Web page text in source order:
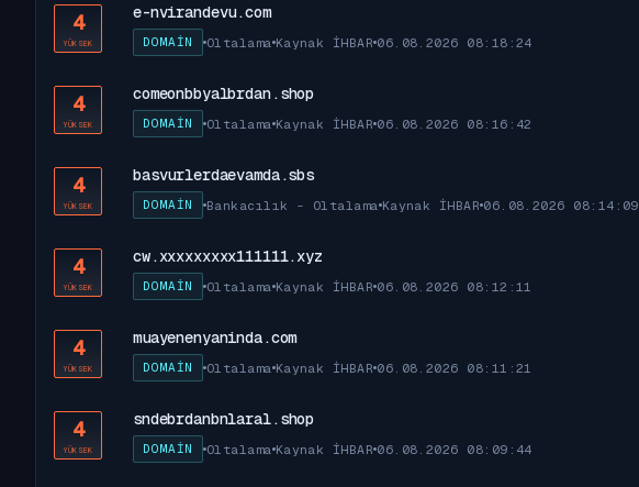
4
YÜKSEK
e-nvirandevu.com
DOMAIN Oltalama Kaynak İHBAR 06.08.2026 08:18:24
4
YÜKSEK
comeonbbyalbrdan.shop
DOMAIN Oltalama Kaynak İHBAR 06.08.2026 08:16:42
4
YÜKSEK
basvurlerdaevamda.sbs
DOMAIN Bankacılık - Oltalama Kaynak İHBAR 06.08.2026 08:14:09
4
YÜKSEK
cw.xxxxxxxxx111111.xyz
DOMAIN Oltalama Kaynak İHBAR 06.08.2026 08:12:11
4
YÜKSEK
muayenenyaninda.com
DOMAIN Oltalama Kaynak İHBAR 06.08.2026 08:11:21
4
YÜKSEK
sndebrdanbnlaral.shop
DOMAIN Oltalama Kaynak İHBAR 06.08.2026 08:09:44